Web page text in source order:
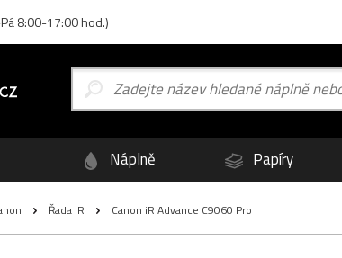
8:00-17:00 hod.)
Náplně Papíry
Řada iR Canon iR Advance C9060 Pro